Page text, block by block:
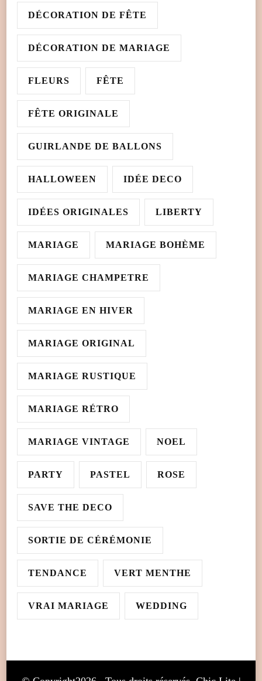
DÉCORATION DE FÊTE
DÉCORATION DE MARIAGE
FLEURS FÊTE
FÊTE ORIGINALE
GUIRLANDE DE BALLONS
HALLOWEEN IDÉE DECO
IDÉES ORIGINALES LIBERTY
MARIAGE MARIAGE BOHÈME
MARIAGE CHAMPETRE
MARIAGE EN HIVER
MARIAGE ORIGINAL
MARIAGE RUSTIQUE
MARIAGE RÉTRO
MARIAGE VINTAGE NOEL
PARTY PASTEL ROSE
SAVE THE DECO
SORTIE DE CÉRÉMONIE
TENDANCE VERT MENTHE
VRAI MARIAGE WEDDING